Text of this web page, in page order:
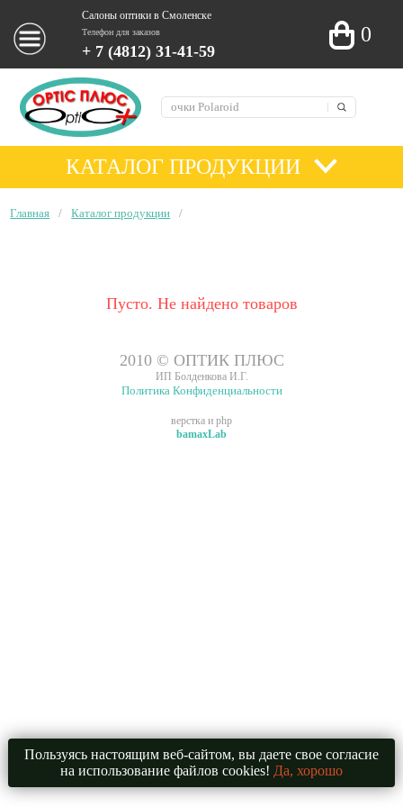
Пользуясь настоящим веб-сайтом, вы даете свое согласие
на использование файлов cookies! Да, хорошо
Салоны оптики в Смоленске
Телефон для заказов
+ 7 (4812) 31-41-59
0
КАТАЛОГ ПРОДУКЦИИ
Главная / Каталог продукции /
Пусто. Не найдено товаров
2010 © ОПТИК ПЛЮС
ИП Болденкова И.Г.
Политика Конфиденциальности
верстка и php
bamaxLab